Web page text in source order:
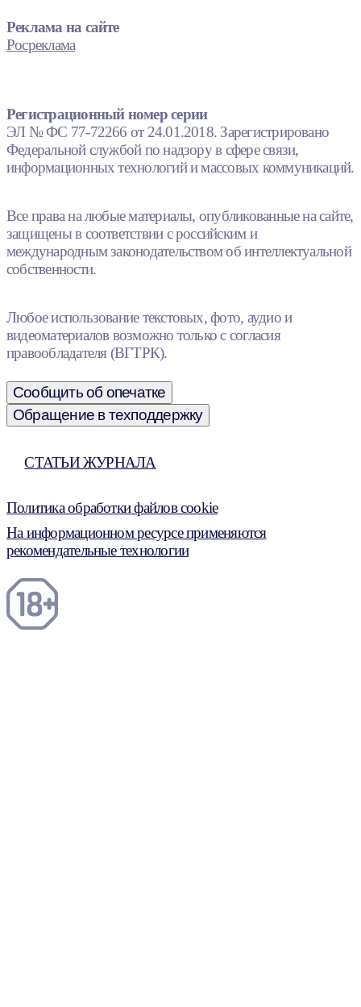
Реклама на сайте
Росреклама
Регистрационный номер серии
ЭЛ № ФС 77-72266 от 24.01.2018. Зарегистрировано
Федеральной службой по надзору в сфере связи,
информационных технологий и массовых коммуникаций.
Все права на любые материалы, опубликованные на сайте,
защищены в соответствии с российским и
международным законодательством об интеллектуальной
собственности.
Любое использование текстовых, фото, аудио и
видеоматериалов возможно только с согласия
правообладателя (ВГТРК).
Сообщить об опечатке
Обращение в техподдержку
СТАТЬИ ЖУРНАЛА
Политика обработки файлов cookie
На информационном ресурсе применяются
рекомендательные технологии